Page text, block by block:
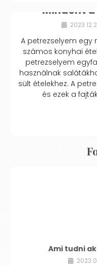
Mindent
A petrezselyem egy
számos konyhai
petrezselyem
használnak
sült ételekhez. A
és ezek a
Ami tudni